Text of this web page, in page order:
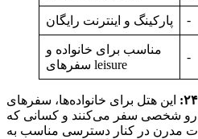
پارکینگ و اینترنت رایگان -
مناسب برای خانواده و
سفرهای leisure
-
این هتل برای خانواده‌ها، سفرهای
شخصی سفر می‌کنند و کسانی که
مدرن در کنار دسترسی مناسب به